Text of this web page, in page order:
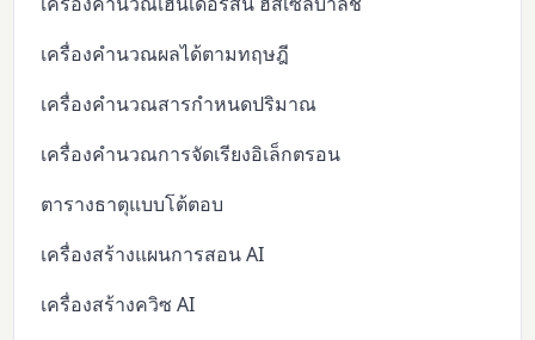
เครื่องคำนวณผลได้ตามทฤษฎี
เครื่องคำนวณสารกำหนดปริมาณ
เครื่องคำนวณการจัดเรียงอิเล็กตรอน
ตารางธาตุแบบโต้ตอบ
เครื่องสร้างแผนการสอน AI
เครื่องสร้างควิซ AI